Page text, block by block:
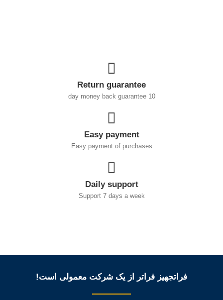
Return guarantee
10 day money back guarantee
Easy payment
Easy payment of purchases
Daily support
Support 7 days a week
فراتجهیز فراتر از یک شرکت معمولی است!